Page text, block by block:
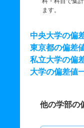
ます。
中央大学の偏
東京都の偏差
私立大学の偏
大学の偏差値
他の学部の